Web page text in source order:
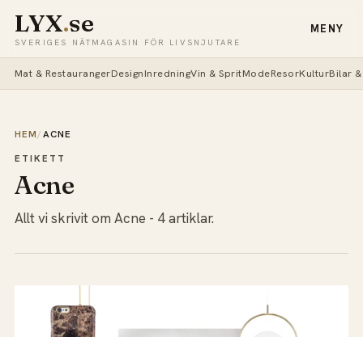
LYX.se
SVERIGES NÄTMAGASIN FÖR LIVSNJUTARE
MENY
Mat & RestaurangerDesignInredningVin & SpritModeResorKulturBilar
HEM / ACNE
ETIKETT
Acne
Allt vi skrivit om Acne - 4 artiklar.